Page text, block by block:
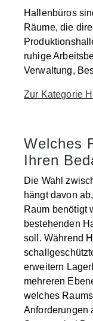
Hallenbüros
Räume, die
ruhige
Verwaltung,
Zur Kategorie
Welches
Ihren
Die Wahl
hängt davon
Raum benötigt
bestehenden
soll. Während
erweitern
mehreren
welches
Anforderungen